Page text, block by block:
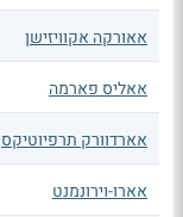
אאורקה אקוויזישן
אאליס פארמה
אארדוורק תרפיוטיקס
אארו-וירונמנט